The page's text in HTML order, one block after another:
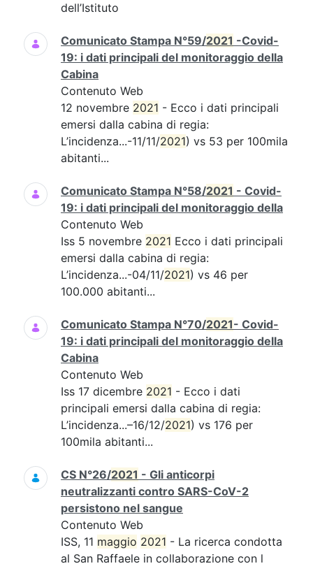
dell’Istituto
Comunicato Stampa N°59/2021 -Covid-
19: i dati principali del monitoraggio della
Cabina
Contenuto Web
12 novembre 2021 - Ecco i dati principali
emersi dalla cabina di regia:
L’incidenza...-11/11/2021) vs 53 per 100mila
abitanti...
Comunicato Stampa N°58/2021 - Covid-
19: i dati principali del monitoraggio della
Contenuto Web
Iss 5 novembre 2021 Ecco i dati principali
emersi dalla cabina di regia:
L’incidenza...-04/11/2021) vs 46 per
100.000 abitanti...
Comunicato Stampa N°70/2021- Covid-
19: i dati principali del monitoraggio della
Cabina
Contenuto Web
Iss 17 dicembre 2021 - Ecco i dati
principali emersi dalla cabina di regia:
L’incidenza...–16/12/2021) vs 176 per
100mila abitanti...
CS N°26/2021 - Gli anticorpi
neutralizzanti contro SARS-CoV-2
persistono nel sangue
Contenuto Web
ISS, 11 maggio 2021 - La ricerca condotta
al San Raffaele in collaborazione con l